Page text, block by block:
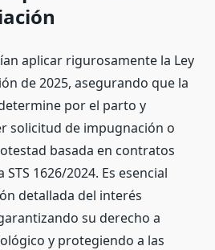
aplicar rigurosamente la Ley
de 2025, asegurando que la
por el parto y
solicitud de impugnación o
basada en contratos
1626/2024. Es esencial
detallada del interés
su derecho a
y protegiendo a las